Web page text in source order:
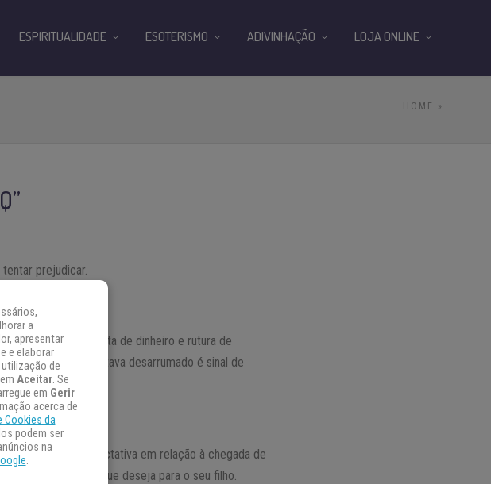
HOME »
prejudicar.
vazio significa falta de dinheiro e rutura de
parto feliz. Se estava desarrumado é sinal de
e grande expectativa em relação à chegada de
e seguro que deseja para o seu filho.
ESPIRITUALIDADE ESOTERISMO ADIVINHAÇÃO LOJA ONLINE
a
apresentar
e elaborar
de
Aceitar. Se
em Gerir
acerca de
Cookies da
podem ser
na
.